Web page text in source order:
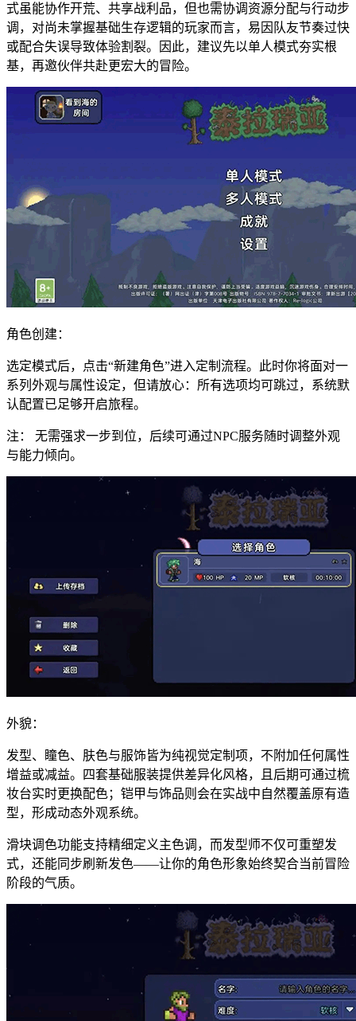
式虽能协作开荒、共享战利品，但也需协调资源分配与行动步
调，对尚未掌握基础生存逻辑的玩家而言，易因队友节奏过快
或配合失误导致体验割裂。因此，建议先以单人模式夯实根
基，再邀伙伴共赴更宏大的冒险。
角色创建：
选定模式后，点击“新建角色”进入定制流程。此时你将面对一
系列外观与属性设定，但请放心：所有选项均可跳过，系统默
认配置已足够开启旅程。
注： 无需强求一步到位，后续可通过NPC服务随时调整外观
与能力倾向。
外貌：
发型、瞳色、肤色与服饰皆为纯视觉定制项，不附加任何属性
增益或减益。四套基础服装提供差异化风格，且后期可通过梳
妆台实时更换配色；铠甲与饰品则会在实战中自然覆盖原有造
型，形成动态外观系统。
滑块调色功能支持精细定义主色调，而发型师不仅可重塑发
式，还能同步刷新发色——让你的角色形象始终契合当前冒险
阶段的气质。